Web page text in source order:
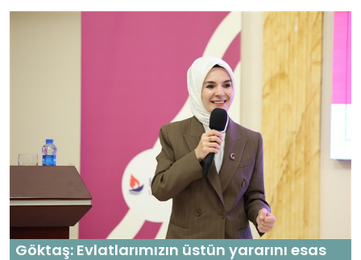
Göktaş: Evlatlarımızın üstün yararını esas